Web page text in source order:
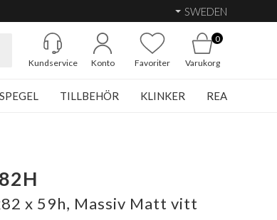
SWEDEN
Kundservice Konto Favoriter
0
Varukorg
SPEGEL TILLBEHÖR KLINKER REA
x 59h, Massiv Matt vitt